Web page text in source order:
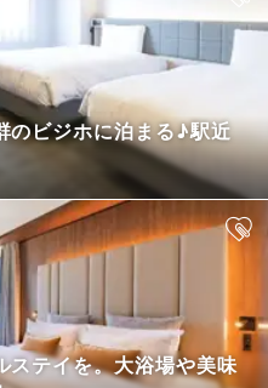
のビジホに泊まる♪駅近
ステイを。大浴場や美味